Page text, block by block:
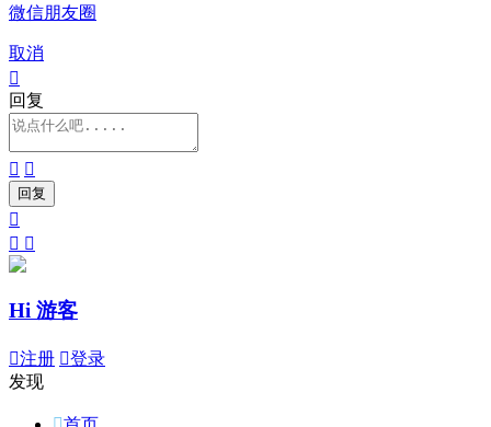
微信朋友圈
取消

回复
 

 
Hi 游客
注册 登录
发现